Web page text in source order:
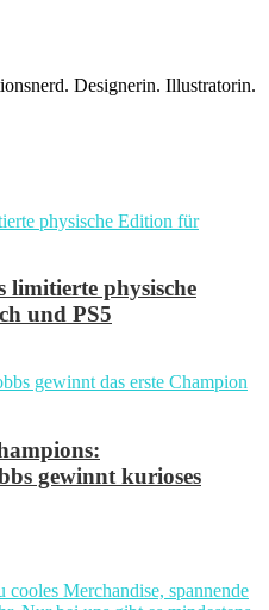
Designerin. Illustratorin.
limitierte physische
und PS5
gewinnt kurioses